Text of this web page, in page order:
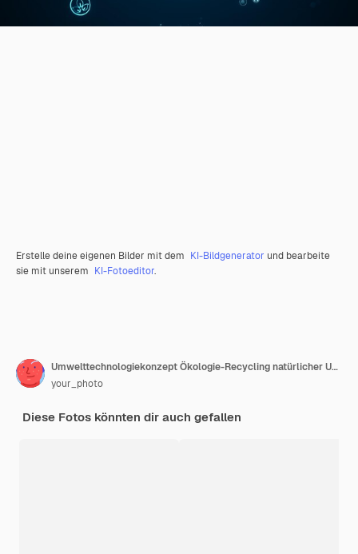
Erstelle deine eigenen Bilder mit dem KI-Bildgenerator und bearbeite
sie mit unserem KI-Fotoeditor.
Umwelttechnologiekonzept Ökologie-Recycling natürlicher Umwelt und Symbole für grüne Energie Erneuerbare Energie Ziele für nachhaltige Entwicklung
your_photo
Diese Fotos könnten dir auch gefallen